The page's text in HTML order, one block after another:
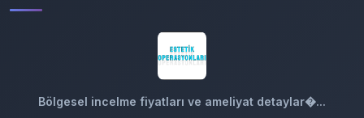
Bölgesel incelme fiyatları ve ameliyat detaylar�...